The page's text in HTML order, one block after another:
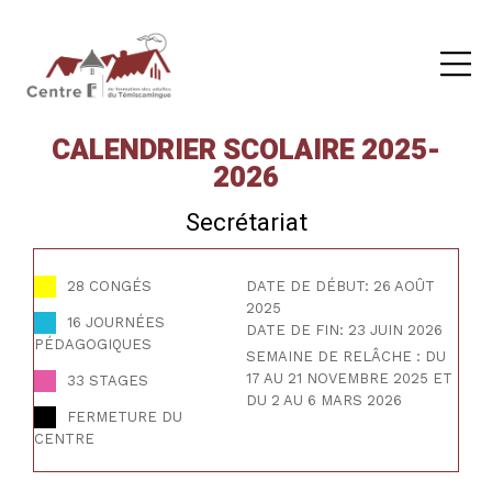
CALENDRIER SCOLAIRE 2025-
2026
Secrétariat
28 CONGÉS
16 JOURNÉES
PÉDAGOGIQUES
33 STAGES
FERMETURE DU
CENTRE
DATE DE DÉBUT: 26 AOÛT
2025
DATE DE FIN: 23 JUIN 2026
SEMAINE DE RELÂCHE : DU
17 AU 21 NOVEMBRE 2025 ET
DU 2 AU 6 MARS 2026